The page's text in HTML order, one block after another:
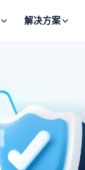
解决方案